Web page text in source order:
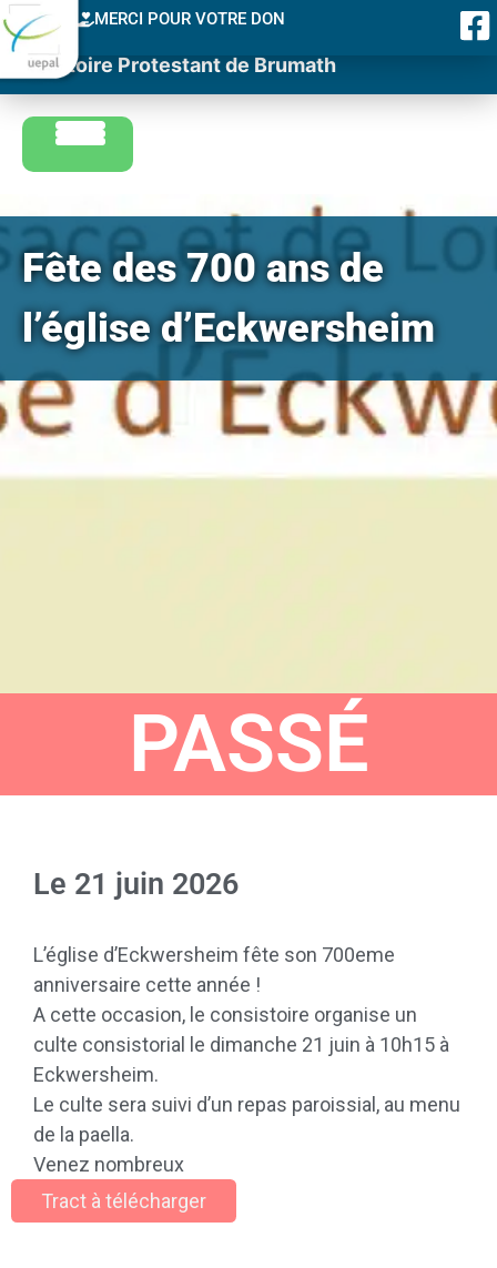
MERCI POUR VOTRE DON
Consistoire Protestant de Brumath
Fête des 700 ans de
l’église d’Eckwersheim
PASSÉ
Le 21 juin 2026
L’église d’Eckwersheim fête son 700eme
anniversaire cette année !
A cette occasion, le consistoire organise un
culte consistorial le dimanche 21 juin à 10h15 à
Eckwersheim.
Le culte sera suivi d’un repas paroissial, au menu
de la paella.
Venez nombreux
Tract à télécharger